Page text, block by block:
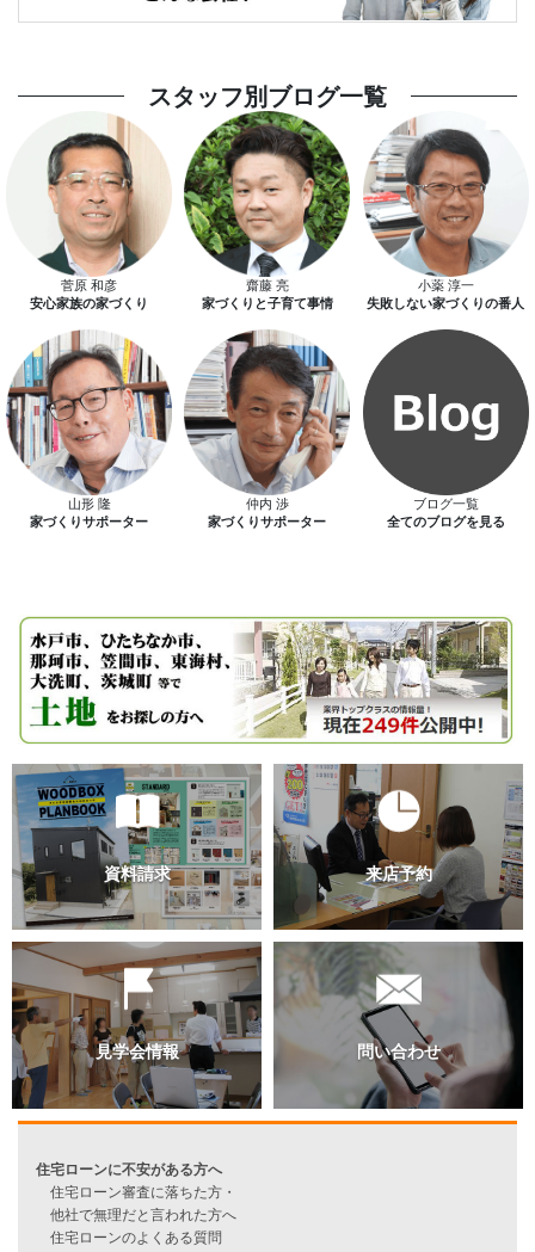
全棟補助金住宅対応仕様
BELS評価書全棟取得
全棟補助金住宅対応仕様
住宅ローン減税省エネ住宅仕様
※UA値、C値は弊社2024
※補助金は予算額達成次第終了となります。また、補助金申請等につ
DOWNLOAD
スタッフ紹介 職人紹介
菅原 和彦
安心家族の家づくり
齋藤 亮
家づくりと子育て事情
小薬 淳一
失敗しない家づくりの番人
山形 隆
家づくりサポーター
仲内 渉
家づくりサポーター
ブログ一覧
全てのブログを見る